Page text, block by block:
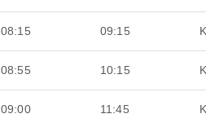
08:15 09:15
08:55 10:15
09:00 11:45